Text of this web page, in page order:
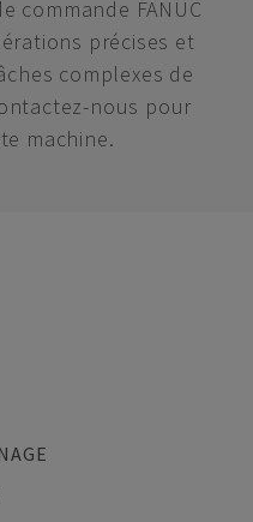
commande FANUC
précises et
complexes de
nous pour
machine.